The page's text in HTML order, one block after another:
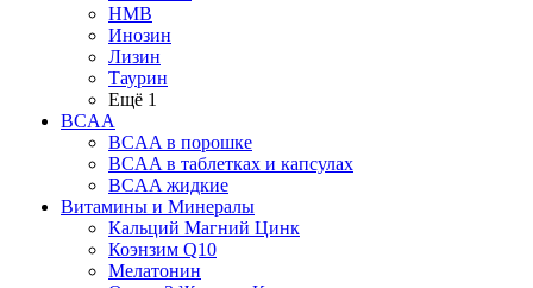
HMB
Инозин
Лизин
Таурин
Ещё 1
BCAA
BCAA в порошке
BCAA в таблетках и капсулах
BCAA жидкие
Витамины и Минералы
Кальций Магний Цинк
Коэнзим Q10
Мелатонин